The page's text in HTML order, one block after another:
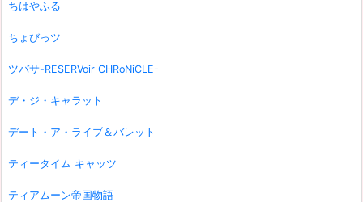
ちはやふる
ちょびっツ
ツバサ-RESERVoir CHRoNiCLE-
デ・ジ・キャラット
デート・ア・ライブ＆バレット
ティータイム キャッツ
ティアムーン帝国物語